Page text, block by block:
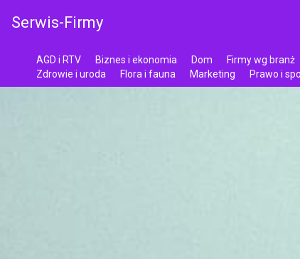
Serwis-Firmy
AGD i RTV Biznes i ekonomia Dom Firmy wg branż
Zdrowie i uroda
Flora i fauna Marketing Prawo i